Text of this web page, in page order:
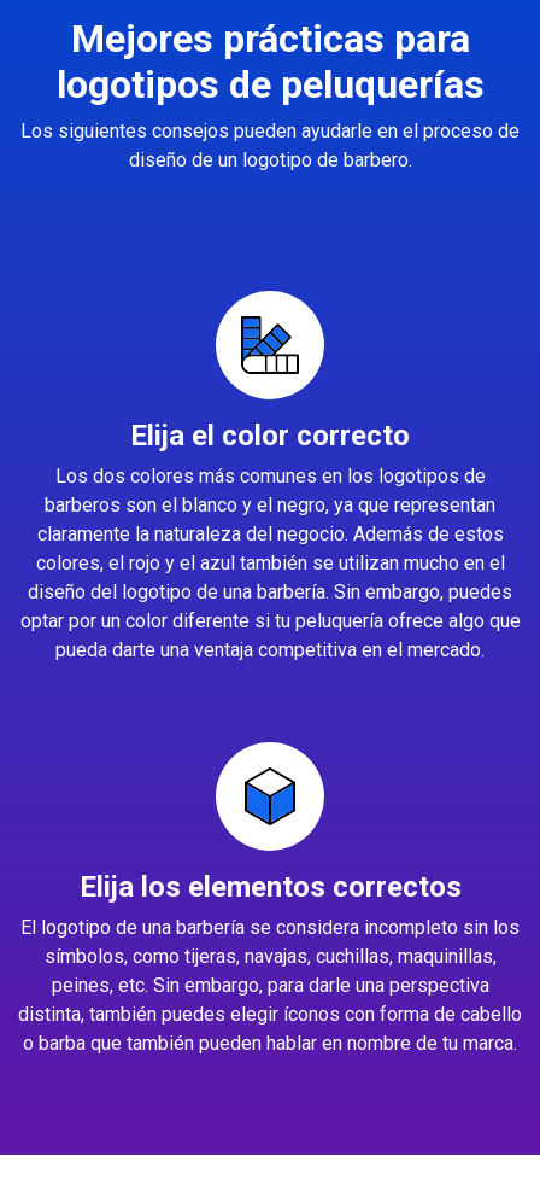
Mejores prácticas para
logotipos de peluquerías
Los siguientes consejos pueden ayudarle en el proceso de
diseño de un logotipo de barbero.
Elija el color correcto
Los dos colores más comunes en los logotipos de
barberos son el blanco y el negro, ya que representan
claramente la naturaleza del negocio. Además de estos
colores, el rojo y el azul también se utilizan mucho en el
diseño del logotipo de una barbería. Sin embargo, puedes
optar por un color diferente si tu peluquería ofrece algo que
pueda darte una ventaja competitiva en el mercado.
Elija los elementos correctos
El logotipo de una barbería se considera incompleto sin los
símbolos, como tijeras, navajas, cuchillas, maquinillas,
peines, etc. Sin embargo, para darle una perspectiva
distinta, también puedes elegir íconos con forma de cabello
o barba que también pueden hablar en nombre de tu marca.